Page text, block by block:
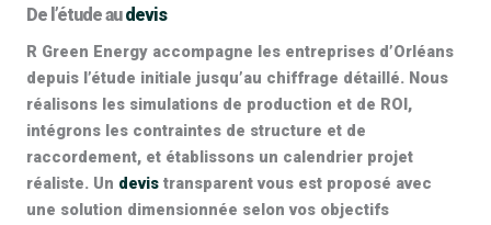
De l’étude audevis
R Green Energy accompagne les entreprises d’Orléans
depuis l’étude initiale jusqu’au chiffrage détaillé. Nous
réalisons les simulations de production et de ROI,
intégrons les contraintes de structure et de
raccordement, et établissons un calendrier projet
réaliste. Un devis transparent vous est proposé avec
une solution dimensionnée selon vos objectifs